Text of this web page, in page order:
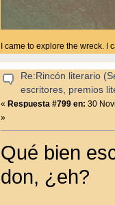
I came to explore the wreck. I
Re:Rincón literario
escritores, premios
« Respuesta #799 en: 30
»
Qué bien
don, ¿eh?